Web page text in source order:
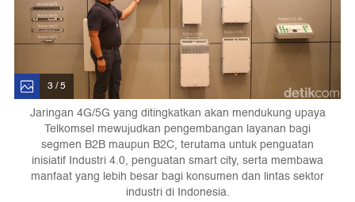
3 / 5
Jaringan 4G/5G yang ditingkatkan akan mendukung upaya
Telkomsel mewujudkan pengembangan layanan bagi
segmen B2B maupun B2C, terutama untuk penguatan
inisiatif Industri 4.0, penguatan smart city, serta membawa
manfaat yang lebih besar bagi konsumen dan lintas sektor
industri di Indonesia.